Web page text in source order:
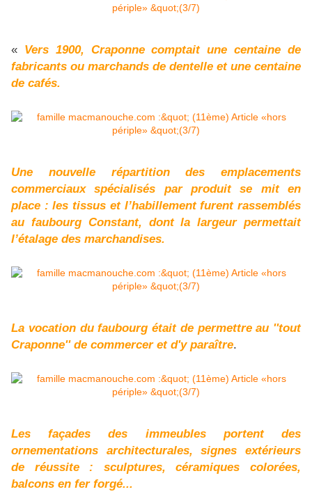
« Vers 1900, Craponne comptait une centaine de
fabricants ou marchands de dentelle et une centaine
de cafés.
Une nouvelle répartition des emplacements
commerciaux spécialisés par produit se mit en
place : les tissus et l’habillement furent rassemblés
au faubourg Constant, dont la largeur permettait
l’étalage des marchandises.
La vocation du faubourg était de permettre au ''tout
Craponne'' de commercer et d'y paraître.
Les façades des immeubles portent des
ornementations architecturales, signes extérieurs
de réussite : sculptures, céramiques colorées,
balcons en fer forgé...